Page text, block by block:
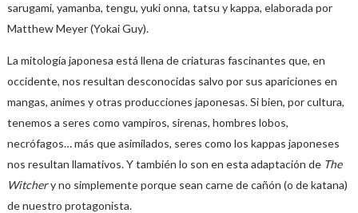
sarugami, yamanba, tengu, yuki onna, tatsu y kappa, elaborada por
Matthew Meyer (Yokai Guy).
La mitología japonesa está llena de criaturas fascinantes que, en
occidente, nos resultan desconocidas salvo por sus apariciones en
mangas, animes y otras producciones japonesas. Si bien, por cultura,
tenemos a seres como vampiros, sirenas, hombres lobos,
necrófagos… más que asimilados, seres como los kappas japoneses
nos resultan llamativos. Y también lo son en esta adaptación de The
Witchery no simplemente porque sean carne de cañón (o de katana)
de nuestro protagonista.